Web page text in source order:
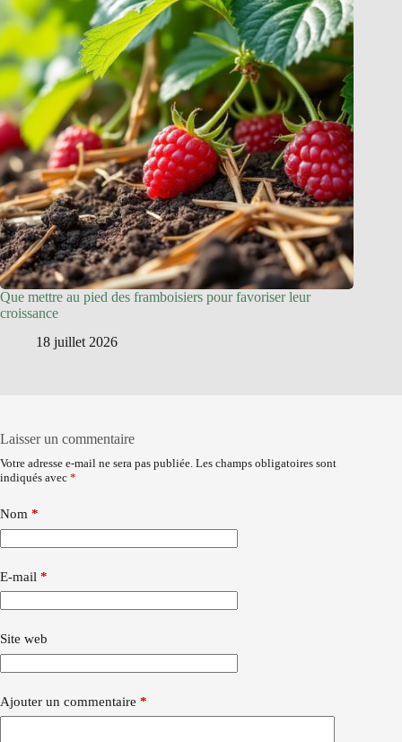
Que mettre au pied des framboisiers pour favoriser leur
croissance
18 juillet 2026
Laisser un commentaire
Votre adresse e-mail ne sera pas publiée. Les champs obligatoires sont
indiqués avec *
Nom *
E-mail *
Site web
Ajouter un commentaire *